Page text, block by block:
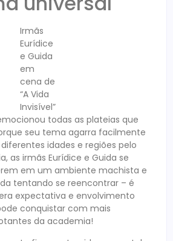
Irmãs
Eurídice
e Guida
em
cena de
“A Vida
Invisível”
todas as plateias que
seu tema agarra facilmente
idades e regiões pelo
as irmãs Eurídice e Guida se
em um ambiente machista e
tentando se reencontrar – é
expectativa e envolvimento
conquistar com mais
da academia!